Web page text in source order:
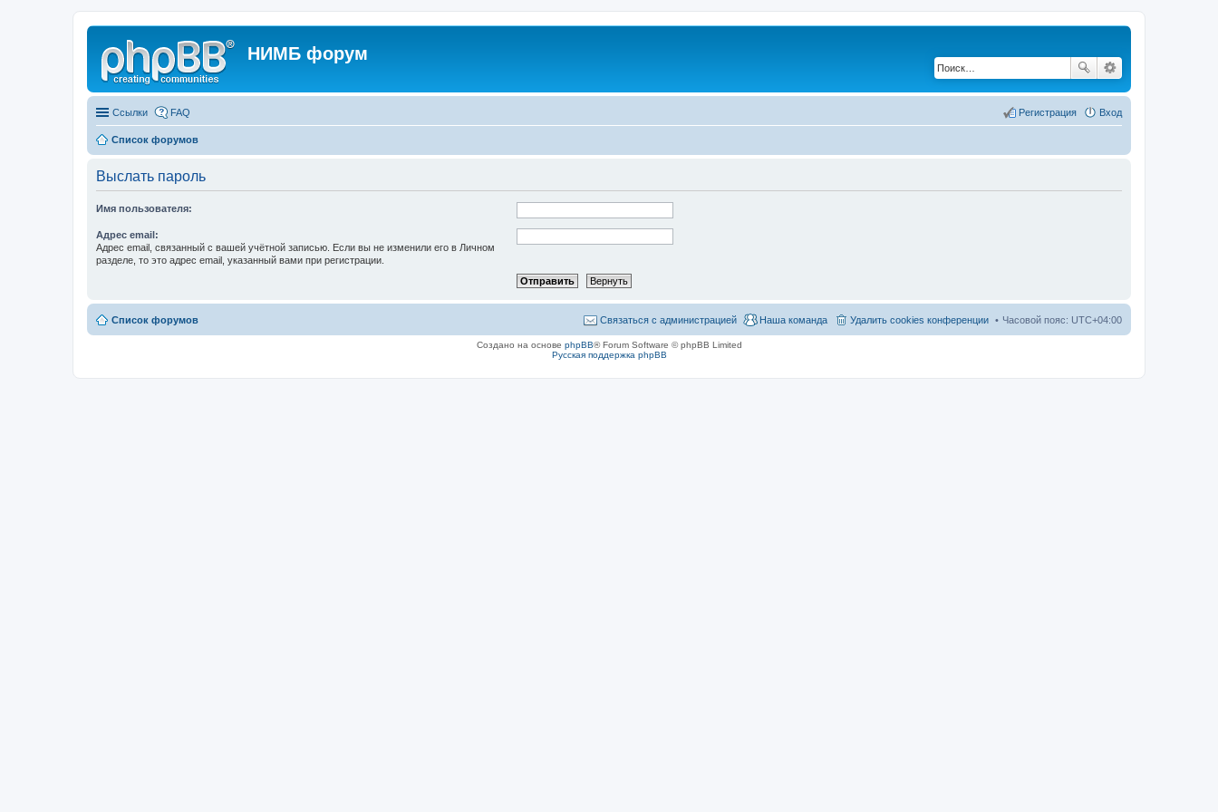
НИМБ форум
Ссылки FAQ Вход
Регистрация
Список форумов
Выслать пароль
Имя пользователя:
Адрес email:
Адрес email, связанный с вашей учётной записью. Если вы не изменили его в Личном
разделе, то это адрес email, указанный вами при регистрации.
Список форумов Часовой пояс: UTC+04:00
Удалить cookies конференции
Наша команда
Связаться с администрацией
Создано на основе phpBB® Forum Software © phpBB Limited
Русская поддержка phpBB